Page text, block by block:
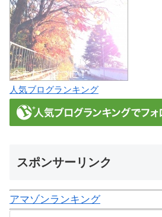
人気ブログランキング
スポンサーリンク
アマゾンランキング